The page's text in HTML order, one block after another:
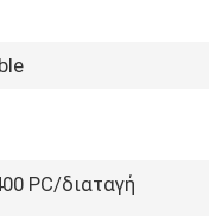
PC/διαταγή